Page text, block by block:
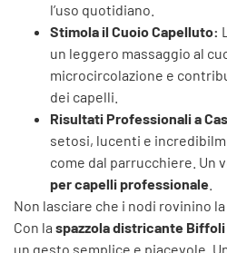
l’uso quotidiano.
Stimola il Cuoio Capelluto:
un leggero massaggio al
microcircolazione e
dei capelli.
Risultati Professionali a
setosi, lucenti e
come dal parrucchiere. Un
per capelli professionale
Non lasciare che i nodi rovinino
Con la spazzola districante Biffoli
un gesto semplice e piacevole.